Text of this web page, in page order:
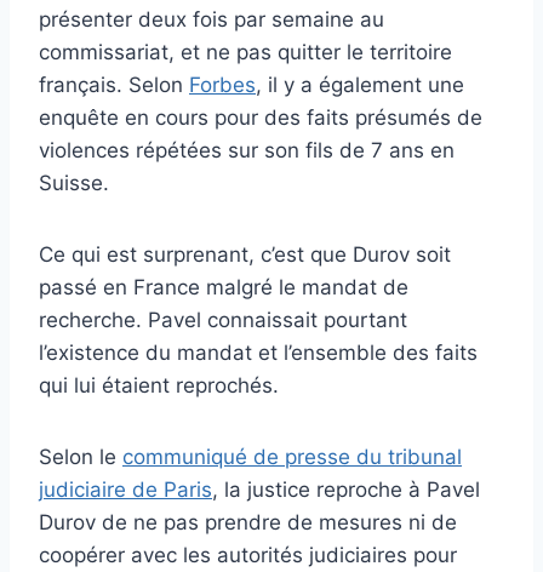
présenter deux fois par semaine au
commissariat, et ne pas quitter le territoire
français. Selon Forbes, il y a également une
enquête en cours pour des faits présumés de
violences répétées sur son fils de 7 ans en
Suisse.
Ce qui est surprenant, c’est que Durov soit
passé en France malgré le mandat de
recherche. Pavel connaissait pourtant
l’existence du mandat et l’ensemble des faits
qui lui étaient reprochés.
Selon le communiqué de presse du tribunal
judiciaire de Paris, la justice reproche à Pavel
Durov de ne pas prendre de mesures ni de
coopérer avec les autorités judiciaires pour